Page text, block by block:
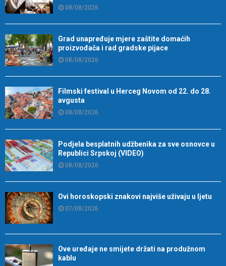
08/08/2026
Grad unapređuje mjere zaštite domaćih
proizvođača i rad gradske pijace
08/08/2026
Filmski festival u Herceg Novom od 22. do 28.
avgusta
08/08/2026
Podjela besplatnih udžbenika za sve osnovce u
Republici Srpskoj (VIDEO)
08/08/2026
Ovi horoskopski znakovi najviše uživaju u ljetu
07/08/2026
Ove uređaje ne smijete držati na produžnom
kablu